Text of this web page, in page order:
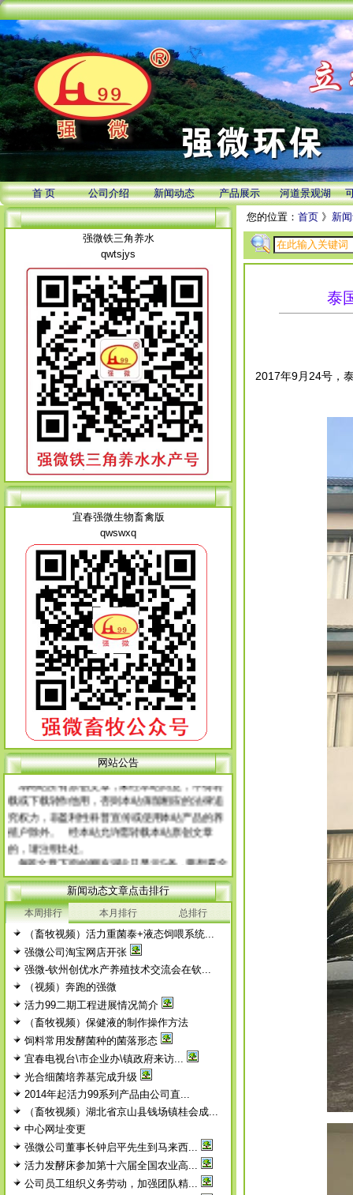
首 页 公司介绍 新闻动态 产品展示 河道景观湖
强微铁三角养水
qwtsjys
宜春强微生物畜禽版
qwswxq
网站公告
网 站 申 明
本网站所有原创文章，未经本站同意，不得转
载或下载转作他用，否则本站保留相应的法律追
究权力，非盈利性科普宣传或使用本站产品的养
殖户除外。 经本站允许需转载本站原创文章
的，请注明出处。
每篇文章下面的网友评论只显示5条，要想看全
徨耧豚蝽-桎梓羼觇?觐眈箅圉梃
徨耧豚蝽-桎梓羼觇?觐眈箅圉梃
新闻动态文章点击排行
本周排行 本月排行 总排行
（畜牧视频）活力重菌泰+液态饲喂系统...
强微公司淘宝网店开张
强微-钦州创优水产养殖技术交流会在钦...
（视频）奔跑的强微
活力99二期工程进展情况简介
（畜牧视频）保健液的制作操作方法
饲料常用发酵菌种的菌落形态
宜春电视台\市企业办\镇政府来访...
光合细菌培养基完成升级
2014年起活力99系列产品由公司直...
（畜牧视频）湖北省京山县钱场镇桂会成...
中心网址变更
强微公司董事长钟启平先生到马来西...
活力发酵床参加第十六届全国农业高...
公司员工组织义务劳动，加强团队精...
您的位置： 首页 》 新
泰
2017年9月24号，